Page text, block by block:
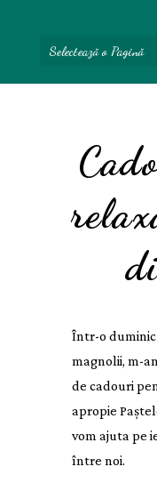
Selectează o Pagină
Într-o
magnolii, m-
de cadouri
apropie
vom ajuta pe
între noi.